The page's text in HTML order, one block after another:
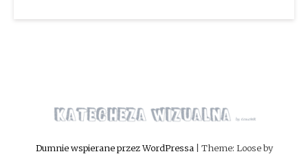
Dumnie wspierane przez WordPressa | Theme: Loose by